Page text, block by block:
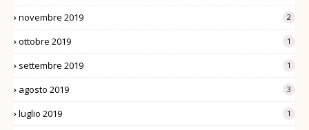
novembre 2019 2
ottobre 2019 1
settembre 2019 1
agosto 2019 3
luglio 2019 1